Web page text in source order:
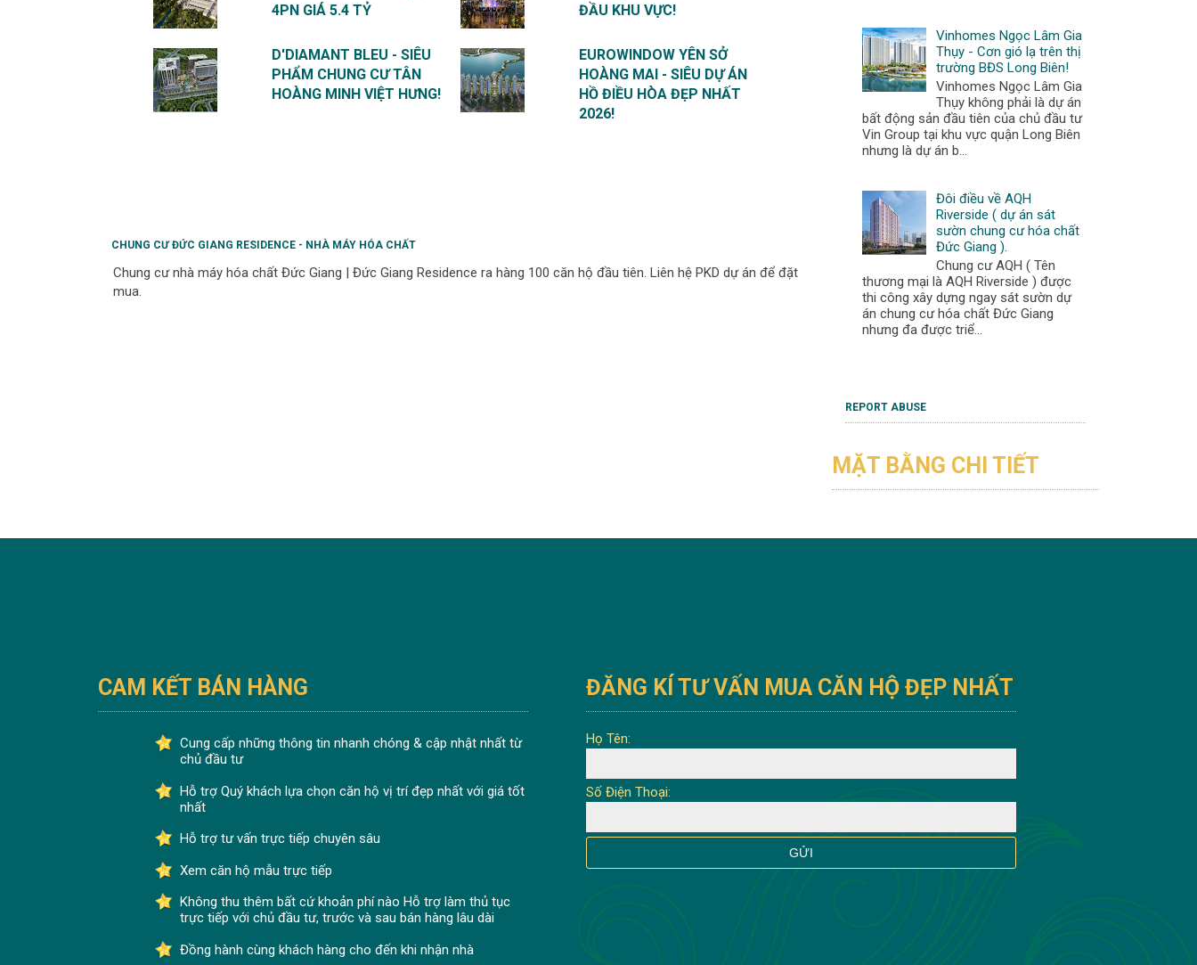
4PN GIÁ 5.4 TỶ
ĐẦU KHU VỰC!
D'DIAMANT BLEU - SIÊU
PHẨM CHUNG CƯ TÂN
HOÀNG MINH VIỆT HƯNG!
EUROWINDOW YÊN SỞ
HOÀNG MAI - SIÊU DỰ ÁN
HỒ ĐIỀU HÒA ĐẸP NHẤT
2026!
CHUNG CƯ ĐỨC GIANG RESIDENCE - NHÀ MÁY HÓA CHẤT
Chung cư nhà máy hóa chất Đức Giang | Đức Giang Residence ra hàng 100 căn hộ đầu tiên. Liên hệ PKD dự án để đặt
mua.
Vinhomes Ngọc Lâm Gia
Thụy - Cơn gió lạ trên thị
trường BĐS Long Biên!
Vinhomes Ngọc Lâm Gia
Thụy không phải là dự án
bất động sản đầu tiên của chủ đầu tư
Vin Group tại khu vực quận Long Biên
nhưng là dự án b...
Đôi điều về AQH
Riverside ( dự án sát
sườn chung cư hóa chất
Đức Giang ).
Chung cư AQH ( Tên
thương mại là AQH Riverside ) được
thi công xây dựng ngay sát sườn dự
án chung cư hóa chất Đức Giang
nhưng đa được triể...
REPORT ABUSE
MẶT BẰNG CHI TIẾT
CAM KẾT BÁN HÀNG
Cung cấp những thông tin nhanh chóng & cập nhật nhất từ
chủ đầu tư
Hỗ trợ Quý khách lựa chọn căn hộ vị trí đẹp nhất với giá tốt
nhất
Hỗ trợ tư vấn trực tiếp chuyên sâu
Xem căn hộ mẫu trực tiếp
Không thu thêm bất cứ khoản phí nào Hỗ trợ làm thủ tục
trực tiếp với chủ đầu tư, trước và sau bán hàng lâu dài
Đồng hành cùng khách hàng cho đến khi nhận nhà
ĐĂNG KÍ TƯ VẤN MUA CĂN HỘ ĐẸP NHẤT
Họ Tên:
Số Điện Thoại: